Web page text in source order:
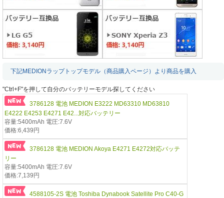
下記MEDIONラップトップモデル（商品購入ページ）より商品を購入
"Ctrl+F"を押して自分のバッテリーモデル探してください
3786128 電池 MEDION E3222 MD63310 MD63810
E4222 E4253 E4271 E42...対応バッテリー
容量:5400mAh 電圧:7.6V
価格:6,439円
3786128 電池 MEDION Akoya E4271 E4272対応バッテ
リー
容量:5400mAh 電圧:7.6V
価格:7,139円
4588105-2S 電池 Toshiba Dynabook Satellite Pro C40-G